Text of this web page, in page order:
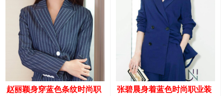
赵丽颖身穿蓝色条纹时尚职
张碧晨身着蓝色时尚职业装